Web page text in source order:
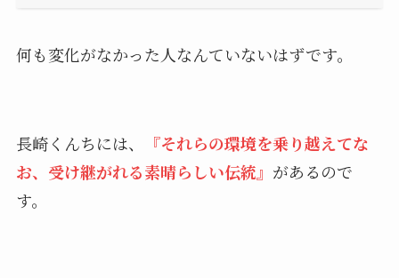
何も変化がなかった人なんていないはずです。
長崎くんちには、
『それらの環境を乗り越えてな
お、受け継がれる素晴らしい伝統』 があるので
す。